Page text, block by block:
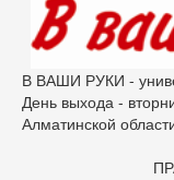
В ВАШИ РУКИ -
День выхода -
Алматинской
ПРАЙС-